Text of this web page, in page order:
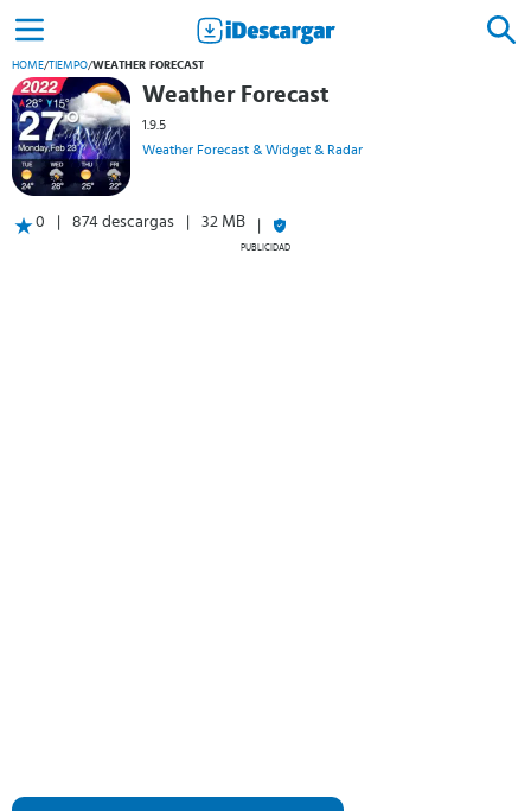
HOME/TIEMPO/WEATHER FORECAST
Weather Forecast
1.9.5
Weather Forecast & Widget & Radar
0 874 descargas 32 MB
PUBLICIDAD